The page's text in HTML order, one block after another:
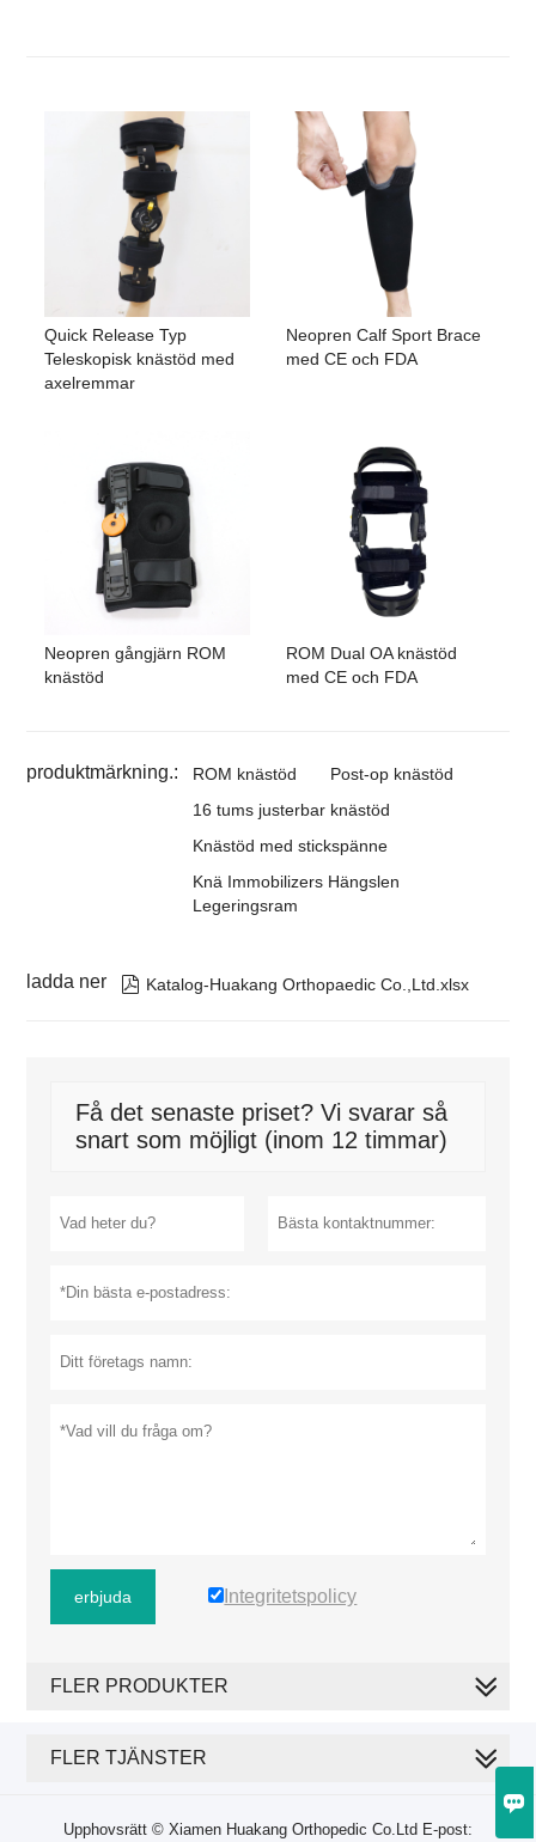

Quick Release Typ
Teleskopisk knästöd med
axelremmar
Neopren Calf Sport Brace
med CE och FDA
Neopren gångjärn ROM
knästöd
ROM Dual OA knästöd
med CE och FDA
produktmärkning.: ROM knästöd
Post-op knästöd
16 tums justerbar knästöd
Knästöd med stickspänne
Knä Immobilizers Hängslen
Legeringsram
ladda ner  Katalog-Huakang Orthopaedic Co.,Ltd.xlsx
Få det senaste priset? Vi svarar så
snart som möjligt (inom 12 timmar)
erbjuda Integritetspolicy
FLER PRODUKTER
FLER TJÄNSTER
Upphovsrätt © Xiamen Huakang Orthopedic Co.Ltd E-post: